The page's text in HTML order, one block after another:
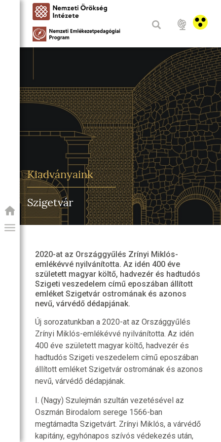
PROGRAM
Kiadványaink
Szigetvár
2020-at az Országgyűlés Zrínyi Miklós-
emlékévvé nyilvánította. Az idén 400 éve
született magyar költő, hadvezér és hadtudós
Szigeti veszedelem című eposzában állított
emléket Szigetvár ostromának és azonos
nevű, várvédő dédapjának.
Új sorozatunkban a 2020-at az Országgyűlés
Zrínyi Miklós-emlékévvé nyilvánította. Az idén
400 éve született magyar költő, hadvezér és
hadtudós Szigeti veszedelem című eposzában
állított emléket Szigetvár ostromának és azonos
nevű, várvédő dédapjának.
I. (Nagy) Szulejmán szultán vezetésével az
Oszmán Birodalom serege 1566-ban
megtámadta Szigetvárt. Zrínyi Miklós, a várvédő
kapitány, egyhónapos szívós védekezés után,